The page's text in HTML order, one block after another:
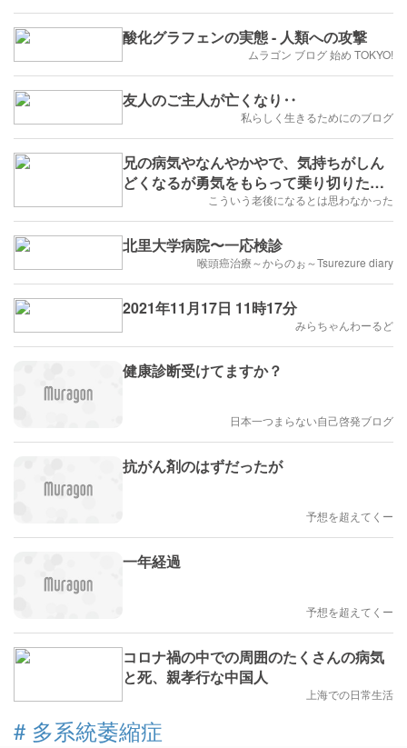
酸化グラフェンの実態 - 人類への攻撃
ムラゴン ブログ 始め TOKYO!
友人のご主人が亡くなり‥
私らしく生きるためにのブログ
兄の病気やなんやかやで、気持ちがしん
どくなるが勇気をもらって乗り切りた
こういう老後になるとは思わなかった
北里大学病院〜一応検診
喉頭癌治療～からのぉ～Tsurezure diary
2021年11月17日 11時17分
みらちゃんわーるど
健康診断受けてますか？
日本一つまらない自己啓発ブログ
抗がん剤のはずだったが
予想を超えてくー
一年経過
予想を超えてくー
コロナ禍の中での周囲のたくさんの病気
と死、親孝行な中国人
上海での日常生活
# 多系統萎縮症